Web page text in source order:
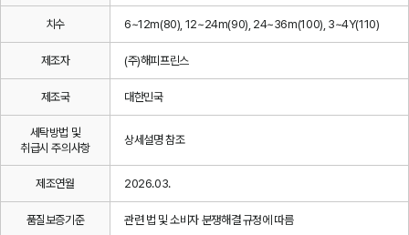
치수 6~12m(80), 12~24m(90), 24~36m(100), 3~4Y(110)
제조자 (주)해피프린스
제조국 대한민국
세탁방법 및
취급시 주의사항
상세설명 참조
제조연월 2026.03.
품질보증기준 관련 법 및 소비자 분쟁해결 규정에 따름